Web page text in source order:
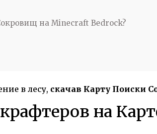
на Minecraft Bedrock?
в лесу, скачав Карту Поиски
на